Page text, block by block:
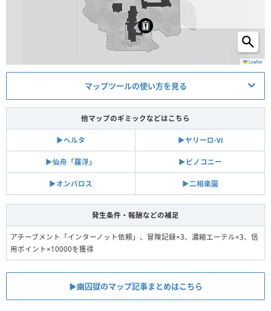
Leaflet
マップツールの使い方を見る
他マップのギミックなどはこちら
▶︎ヘルタ ▶︎ヤリーロ-Ⅵ
▶︎仙舟「羅浮」 ▶︎ピノコニー
▶︎オンパロス ▶︎二相楽園
発生条件・報酬などの補足
アチーブメント「インターノット依頼」、冒険記録×3、濃縮エーテル×3、信
用ポイント×10000を獲得
▶︎幽囚獄のマップ記事まとめはこちら